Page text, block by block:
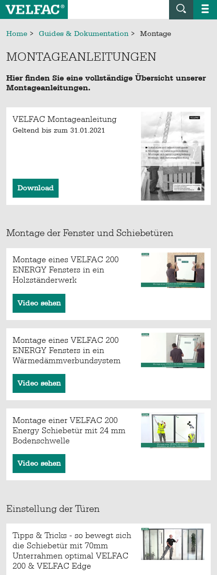
Home > Guides & Dokumentation > Montage
MONTAGEANLEITUNGEN
Hier finden Sie eine vollständige Übersicht unserer
Montageanleitungen.
VELFAC Montageanleitung
Geltend bis zum 31.01.2021
Download
Montage der Fenster und Schiebetüren
Montage eines VELFAC 200
ENERGY Fensters in ein
Holzständerwerk
Video sehen
Montage eines VELFAC 200
ENERGY Fensters in ein
Wärmedämmverbundsystem
Video sehen
Montage einer VELFAC 200
Energy Schiebetür mit 24 mm
Bodenschwelle
Video sehen
Einstellung der Türen
Tipps & Tricks - so bewegt sich
die Schiebetür mit 70mm
Unterrahmen optimal VELFAC
200 & VELFAC Edge